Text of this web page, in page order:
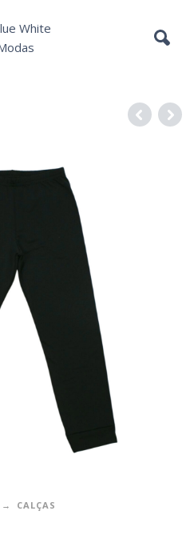
CALÇAS